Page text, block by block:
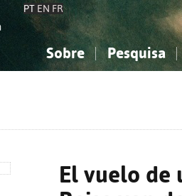
PT EN FR
Sobre Pesquisa
El vuelo de